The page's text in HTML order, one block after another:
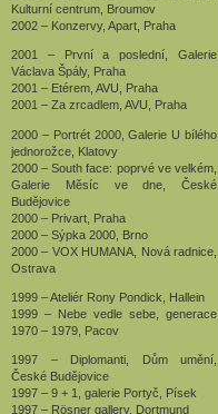
Kulturní centrum, Broumov
2002 – Konzervy, Apart, Praha
2001 – První a poslední, Galerie
Václava Špály, Praha
2001 – Etérem, AVU, Praha
2001 – Za zrcadlem, AVU, Praha
2000 – Portrét 2000, Galerie U bílého
jednorožce, Klatovy
2000 – South face: poprvé ve velkém,
Galerie Měsíc ve dne, České
Budějovice
2000 – Privart, Praha
2000 – Sýpka 2000, Brno
2000 – VOX HUMANA, Nová radnice,
Ostrava
1999 – Ateliér Rony Pondick, Hallein
1999 – Nebe vedle sebe, generace
1970 – 1979, Pacov
1997 – Diplomanti, Dům umění,
České Budějovice
1997 – 9 + 1, galerie Portyč, Písek
1997 – Rösner gallery, Dortmund